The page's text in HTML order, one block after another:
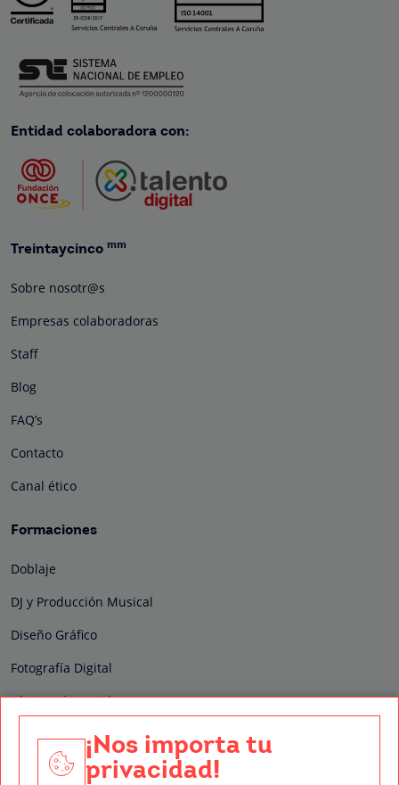
Entidad colaboradora con:
Treintaycinco mm
Sobre nosotr@s
Empresas colaboradoras
Staff
Blog
FAQ’s
Contacto
Canal ético
Formaciones
Doblaje
DJ y Producción Musical
Diseño Gráfico
Fotografía Digital
Técnico de Sonido
Edición y Postproducción de Vídeo
¡Nos importa tu
privacidad!